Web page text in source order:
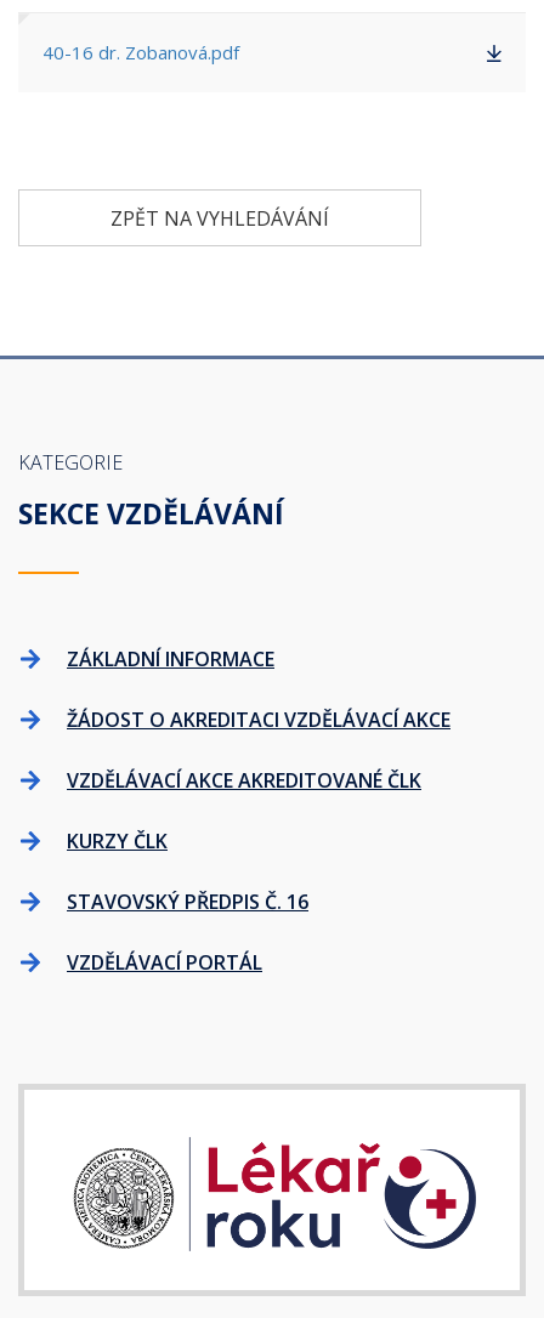
40-16 dr. Zobanová.pdf
ZPĚT NA VYHLEDÁVÁNÍ
KATEGORIE
SEKCE VZDĚLÁVÁNÍ
ZÁKLADNÍ INFORMACE
ŽÁDOST O AKREDITACI VZDĚLÁVACÍ AKCE
VZDĚLÁVACÍ AKCE AKREDITOVANÉ ČLK
KURZY ČLK
STAVOVSKÝ PŘEDPIS Č. 16
VZDĚLÁVACÍ PORTÁL